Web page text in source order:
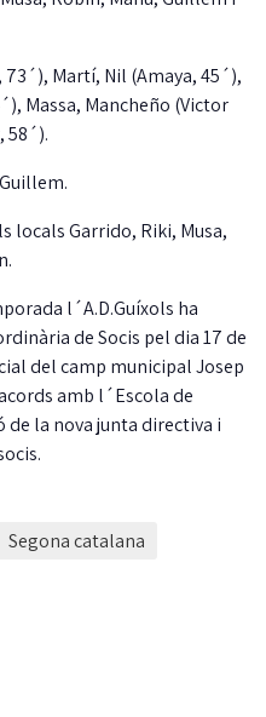
Martí, Nil (Amaya, 45´),
Massa, Mancheño (Victor
58´).
locals Garrido, Riki, Musa,
l´A.D.Guíxols ha
de Socis pel dia 17 de
del camp municipal Josep
amb l´Escola de
la nova junta directiva i
Segona catalana